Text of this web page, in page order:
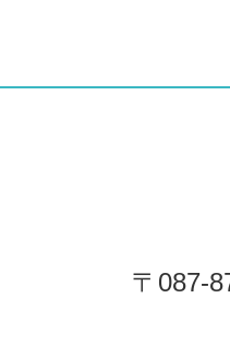
〒087-